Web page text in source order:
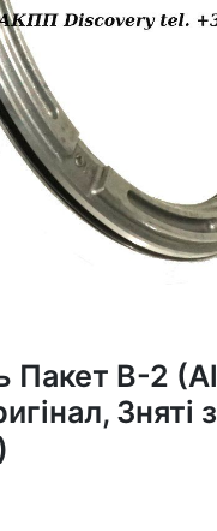
Пакет B-2
Зняті